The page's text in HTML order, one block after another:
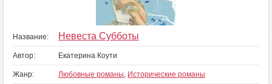
Название: Невеста Субботы
Автор: Екатерина Коути
Жанр: Любовные романы, Исторические романы